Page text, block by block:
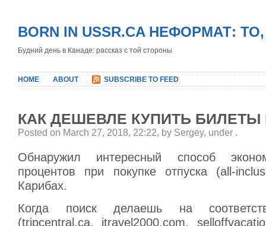
BORN IN USSR.CA НЕФОРМАТ:
Будний день в Канаде: рассказ с той стороны
HOME ABOUT SUBSCRIBE TO FEED
КАК ДЕШЕВЛЕ КУПИТЬ БИЛЕТЫ
Posted on March 27, 2018, 22:22, by Sergey, under .
Обнаружил интересный способ
процентов при покупке отпуска (all-
Карибах.
Когда поиск делаешь на
(tripcentral.ca, itravel2000.com,